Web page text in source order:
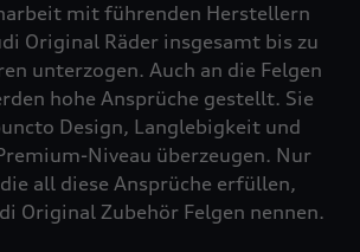
mit führenden Herstellern
Original Räder insgesamt bis zu
unterzogen. Auch an die Felgen
hohe Ansprüche gestellt. Sie
Design, Langlebigkeit und
Niveau überzeugen. Nur
all diese Ansprüche erfüllen,
Original Zubehör Felgen nennen.